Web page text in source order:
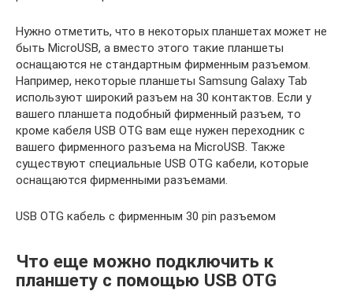
Нужно отметить, что в некоторых планшетах может не
быть MicroUSB, а вместо этого такие планшеты
оснащаются не стандартным фирменным разъемом.
Например, некоторые планшеты Samsung Galaxy Tab
используют широкий разъем на 30 контактов. Если у
вашего планшета подобный фирменный разъем, то
кроме кабеля USB OTG вам еще нужен переходник с
вашего фирменного разъема на MicroUSB. Также
существуют специальные USB OTG кабели, которые
оснащаются фирменными разъемами.
USB OTG кабель с фирменным 30 pin разъемом
Что еще можно подключить к
планшету с помощью USB OTG